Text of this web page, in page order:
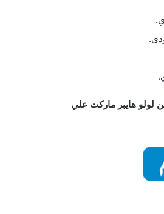
لولو هايبر ماركت علي